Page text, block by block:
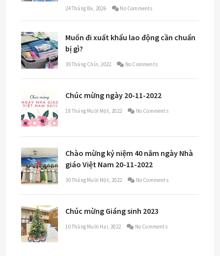
24 Tháng Ba, 2026 No Comments
Muốn đi xuất khẩu lao động cần chuẩn
bị gì?
30 Tháng Chín, 2022 No Comments
Chúc mừng ngày 20-11-2022
18 Tháng Mười Một, 2022 No Comments
Chào mừng kỷ niệm 40 năm ngày Nhà
giáo Việt Nam 20-11-2022
30 Tháng Mười Một, 2022 No Comments
Chúc mừng Giáng sinh 2023
10 Tháng Mười Hai, 2022 No Comments